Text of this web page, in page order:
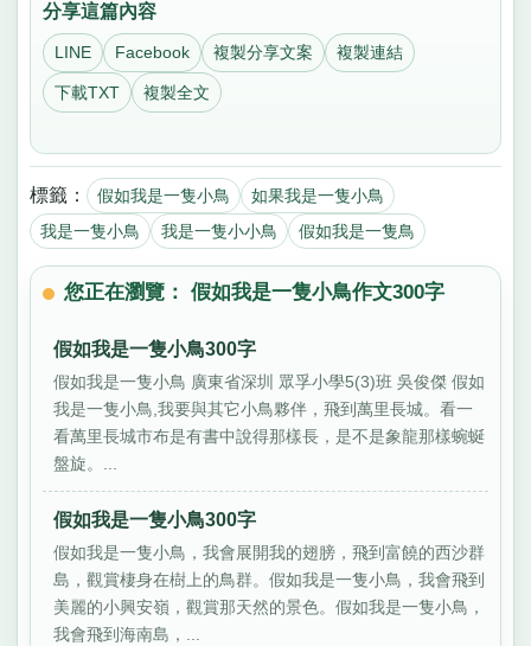
分享這篇內容
LINE Facebook 複製分享文案 複製連結
下載TXT 複製全文
標籤： 假如我是一隻小鳥
如果我是一隻小鳥
我是一隻小鳥
我是一隻小小鳥 假如我是一隻鳥
您正在瀏覽： 假如我是一隻小鳥作文300字
假如我是一隻小鳥300字
假如我是一隻小鳥 廣東省深圳 眾孚小學5(3)班 吳俊傑 假如
我是一隻小鳥,我要與其它小鳥夥伴，飛到萬里長城。看一
看萬里長城市布是有書中說得那樣長，是不是象龍那樣蜿蜒
盤旋。...
假如我是一隻小鳥300字
假如我是一隻小鳥，我會展開我的翅膀，飛到富饒的西沙群
島，觀賞棲身在樹上的鳥群。假如我是一隻小鳥，我會飛到
美麗的小興安嶺，觀賞那天然的景色。假如我是一隻小鳥，
我會飛到海南島，...